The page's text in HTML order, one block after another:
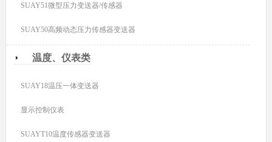
SUAY51微型压力变送器/传感器
SUAY50高频动态压力传感器变送器
温度、仪表类
SUAY18温压一体变送器
显示控制仪表
SUAYT10温度传感器变送器